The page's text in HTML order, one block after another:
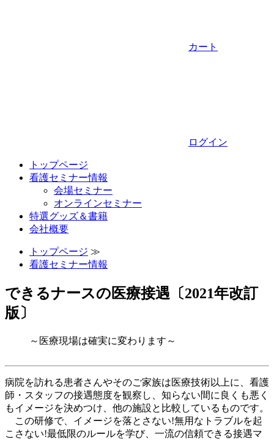
カート
ログイン
トップページ
看護セミナー情報
会場セミナー
オンラインセミナー
特選グッズ＆書籍
会社概要
トップページ ≫
看護セミナー情報
できるナースの医療接遇〔2021年改訂
版〕
～医療現場は確実に変わります～
病院を訪れる患者さんやそのご家族は医療技術以上に、看護
師・スタッフの接遇態度を観察し、知らない間に良くも悪く
もイメージを決めつけ、他の施設と比較しているものです。
この研修で、イメージを落とさない!無用なトラブルを起
こさない!最低限のルールを学び、一流の信頼できる接遇マ